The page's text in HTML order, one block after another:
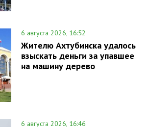
6 августа 2026, 16:52
Жителю Ахтубинска удалось
взыскать деньги за упавшее
на машину дерево
6 августа 2026, 16:46